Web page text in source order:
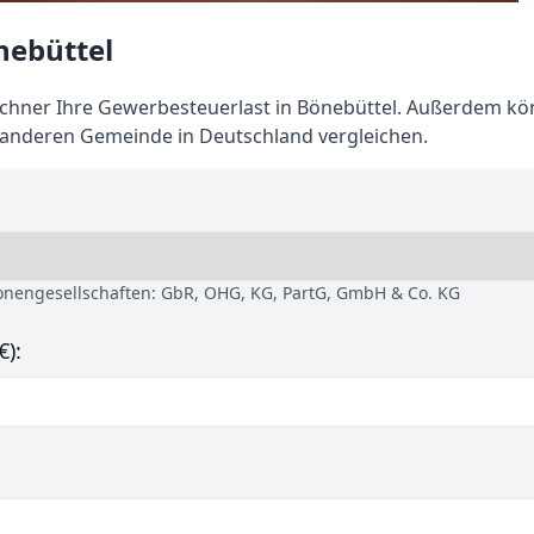
Ihre Gewerbesteuerlast in Bönebüttel. Außerdem
Gemeinde in Deutschland vergleichen.
GbR, OHG, KG, PartG, GmbH & Co. KG